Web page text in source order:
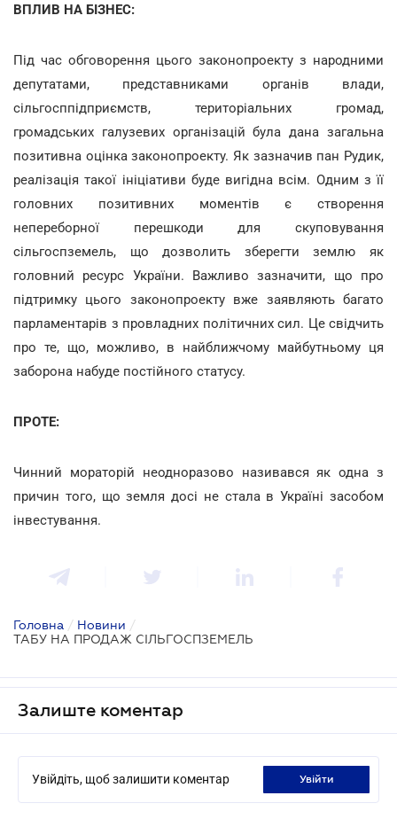
ВПЛИВ НА БІЗНЕС:
Під час обговорення цього законопроекту з народними
депутатами, представниками органів влади,
сільгосппідприємств, територіальних громад,
громадських галузевих організацій була дана загальна
позитивна оцінка законопроекту. Як зазначив пан Рудик,
реалізація такої ініціативи буде вигідна всім. Одним з її
головних позитивних моментів є створення
непереборної перешкоди для скуповування
сільгоспземель, що дозволить зберегти землю як
головний ресурс України. Важливо зазначити, що про
підтримку цього законопроекту вже заявляють багато
парламентарів з провладних політичних сил. Це свідчить
про те, що, можливо, в найближчому майбутньому ця
заборона набуде постійного статусу.
ПРОТЕ:
Чинний мораторій неодноразово називався як одна з
причин того, що земля досі не стала в Україні засобом
інвестування.
Головна / Новини /
ТАБУ НА ПРОДАЖ СІЛЬГОСПЗЕМЕЛЬ
Залиште коментар
Увійдіть, щоб залишити коментар увійти